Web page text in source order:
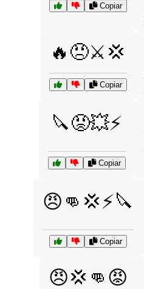
Copiar
🔥😠⚔️💢
Copiar
🔪😡💥⚡
Copiar
😠👊💢⚡🔪
Copiar
😠💢👊😡